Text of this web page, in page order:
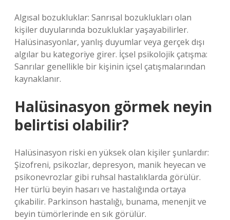
Algısal bozukluklar: Sanrısal bozuklukları olan
kişiler duyularında bozukluklar yaşayabilirler.
Halüsinasyonlar, yanlış duyumlar veya gerçek dışı
algılar bu kategoriye girer. İçsel psikolojik çatışma:
Sanrılar genellikle bir kişinin içsel çatışmalarından
kaynaklanır.
Halüsinasyon görmek neyin
belirtisi olabilir?
Halüsinasyon riski en yüksek olan kişiler şunlardır:
Şizofreni, psikozlar, depresyon, manik heyecan ve
psikonevrozlar gibi ruhsal hastalıklarda görülür.
Her türlü beyin hasarı ve hastalığında ortaya
çıkabilir. Parkinson hastalığı, bunama, menenjit ve
beyin tümörlerinde en sık görülür.